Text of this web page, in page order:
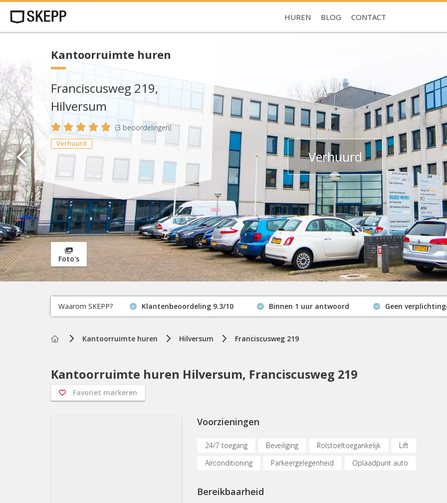
HUREN BLOG CONTACT
Verhuurd
Kantoorruimte huren
Franciscusweg 219,
Hilversum
5 (3 beoordelingen)
Verhuurd
Foto's
Waarom SKEPP? Klantenbeoordeling 9.3/10 Binnen 1 uur antwoord
Geen
Home
Kantoorruimte huren Hilversum Franciscusweg 219
Kantoorruimte huren Hilversum, Franciscusweg 219
Favoriet markeren
Voorzieningen
24/7 toegang Beveiliging Rolstoeltoegankelijk
Lift
Airconditioning
Parkeergelegenheid
Oplaadpunt auto
KVK-inschrijving
Bereikbaarheid